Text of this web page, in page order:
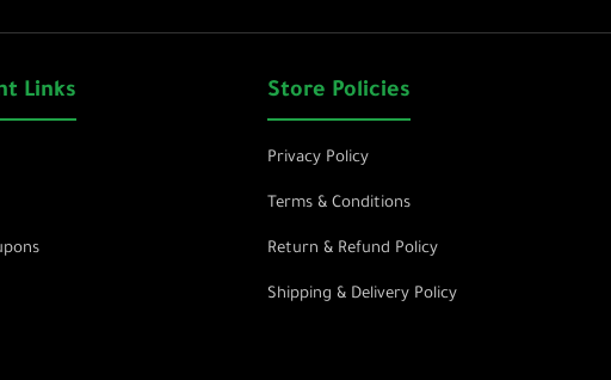
Links Store Policies
Privacy Policy
Terms & Conditions
Return & Refund Policy
Shipping & Delivery Policy